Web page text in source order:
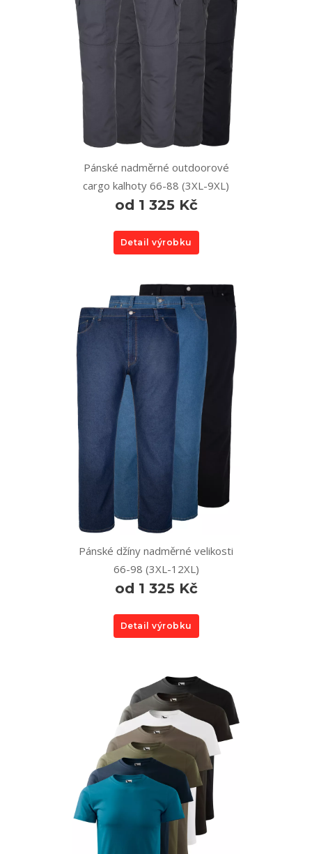
Pánské nadměrné outdoorové
cargo kalhoty 66-88 (3XL-9XL)
od 1 325 Kč
Detail výrobku
Pánské džíny nadměrné velikosti
66-98 (3XL-12XL)
od 1 325 Kč
Detail výrobku